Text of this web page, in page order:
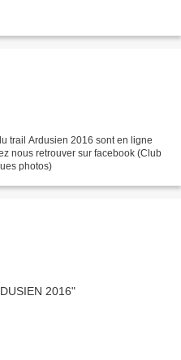
trail Ardusien 2016 sont en ligne
nous retrouver sur facebook (Club
photos)